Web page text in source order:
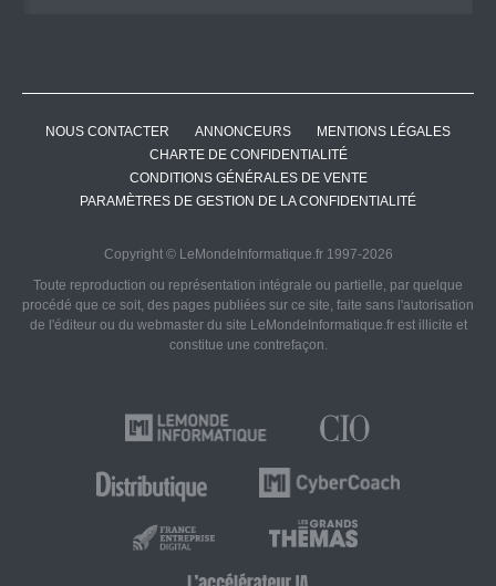
NOUS CONTACTER ANNONCEURS
MENTIONS LÉGALES
CHARTE DE CONFIDENTIALITÉ
CONDITIONS GÉNÉRALES DE VENTE
PARAMÈTRES DE GESTION DE LA CONFIDENTIALITÉ
Copyright © LeMondeInformatique.fr 1997-2026
Toute reproduction ou représentation intégrale ou partielle, par quelque
procédé que ce soit, des pages publiées sur ce site, faite sans l'autorisation
de l'éditeur ou du webmaster du site LeMondeInformatique.fr est illicite et
constitue une contrefaçon.